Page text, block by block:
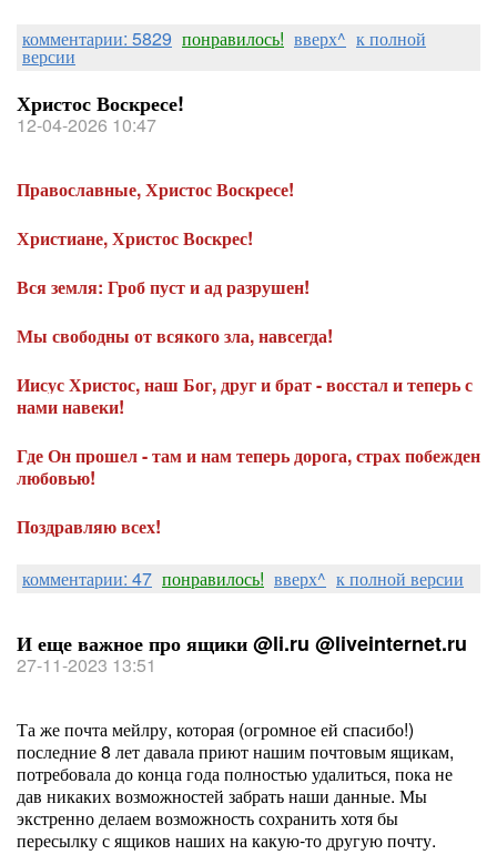
комментарии: 5829 понравилось! вверх^ к полной
версии
Христос Воскресе!
12-04-2026 10:47
Православные, Христос Воскресе!
Христиане, Христос Воскрес!
Вся земля: Гроб пуст и ад разрушен!
Мы свободны от всякого зла, навсегда!
Иисус Христос, наш Бог, друг и брат - восстал и теперь с
нами навеки!
Где Он прошел - там и нам теперь дорога, страх побежден
любовью!
Поздравляю всех!
комментарии: 47 понравилось! вверх^ к полной версии
И еще важное про ящики @li.ru @liveinternet.ru
27-11-2023 13:51
Та же почта мейлру, которая (огромное ей спасибо!)
последние 8 лет давала приют нашим почтовым ящикам,
потребовала до конца года полностью удалиться, пока не
дав никаких возможностей забрать наши данные. Мы
экстренно делаем возможность сохранить хотя бы
пересылку с ящиков наших на какую-то другую почту.